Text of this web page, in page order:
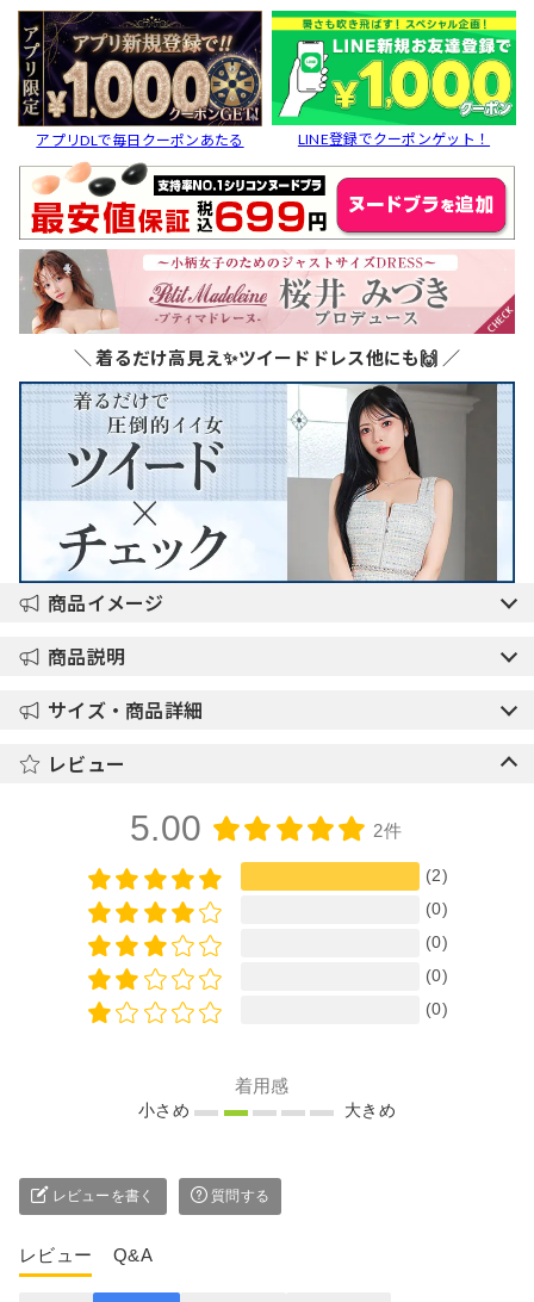
アプリDLで毎日クーポンあたる LINE登録でクーポンゲット！
＼ 着るだけ高見え✨ツイードドレス他にも🙌 ／
商品イメージ
商品説明
サイズ・商品詳細
レビュー
5.00 2件
(2)
(0)
(0)
(0)
(0)
着用感
小さめ 大きめ
レビューを書く 質問する
レビュー Q&A